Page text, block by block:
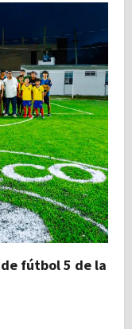
fútbol 5 de la